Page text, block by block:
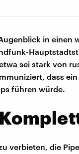
in einen
sei stark von
dass
führen würde.
verbieten, die